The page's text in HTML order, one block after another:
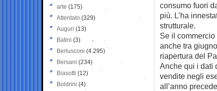
consumo fuori
più. L’ha
strutturale.
Se il
anche tra
riapertura del
Anche qui i dati
vendite negli
all’anno
arte (175)
Attentato (329)
Auguri (13)
Batini (3)
Berlusconi (4.295)
Bersani (234)
Biasotti (12)
Boldrini (4)